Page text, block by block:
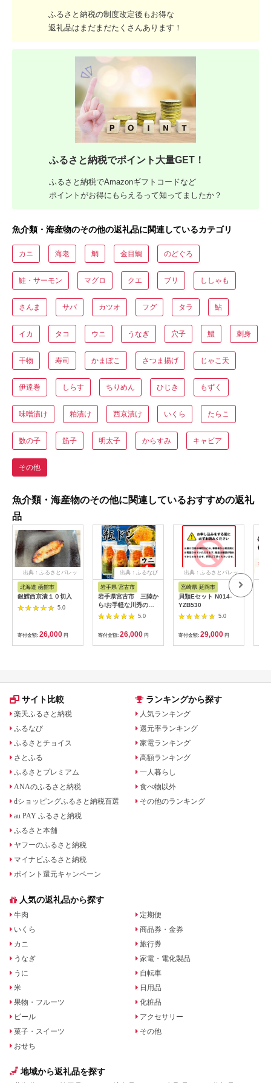
ふるさと納税の制度改定後もお得な
返礼品はまだまだたくさんあります！
ふるさと納税でポイント大量GET！
ふるさと納税でAmazonギフトコードなど
ポイントがお得にもらえるって知ってましたか？
魚介類・海産物のその他の返礼品に関連しているカテゴリ
カニ 海老 鯛 金目鯛 のどぐろ
鮭・サーモン マグロ クエ ブリ ししゃも
さんま サバ カツオ フグ タラ 鮎
イカ タコ ウニ うなぎ 穴子 鱧 刺身
干物 寿司 かまぼこ さつま揚げ じゃこ天
伊達巻 しらす ちりめん ひじき もずく
味噌漬け 粕漬け 西京漬け いくら たらこ
数の子 筋子 明太子 からすみ キャビア
その他
魚介類・海産物のその他に関連しているおすすめの返礼
品
出典：ふるさとパレッ
ト
北海道 函館市
銀鱈西京漬１０切入
5.0
寄付金額: 26,000 円
出典：ふるなび
岩手県 宮古市
岩手県宮古市 三陸か
ら!お手軽な川秀の冷
凍海鮮丼 瓶ドン(ウ
ニ・イクラ・メカブ入
り) 4本セット【配送
不可地域：離島】
【1638450】
5.0
寄付金額: 26,000 円
出典：ふるさとパレッ
宮崎県 延岡市
貝類Eセット N014-
YZB530
5.0
寄付金額: 29,000 円
サイト比較
楽天ふるさと納税
ふるなび
ふるさとチョイス
さとふる
ふるさとプレミアム
ANAのふるさと納税
dショッピングふるさと納税百選
au PAY ふるさと納税
ふるさと本舗
ヤフーのふるさと納税
マイナビふるさと納税
ポイント還元キャンペーン
ランキングから探す
人気ランキング
還元率ランキング
家電ランキング
高額ランキング
一人暮らし
食べ物以外
その他のランキング
人気の返礼品から探す
牛肉
いくら
カニ
うなぎ
うに
米
果物・フルーツ
ビール
菓子・スイーツ
おせち
定期便
商品券・金券
旅行券
家電・電化製品
自転車
日用品
化粧品
アクセサリー
その他
地域から返礼品を探す